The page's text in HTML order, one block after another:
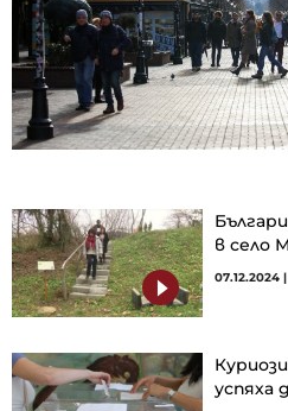
в село
07.12.2024
успяха